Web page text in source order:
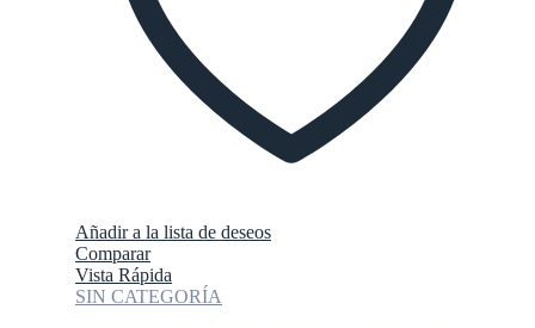
Añadir a la lista de deseos
Comparar
Vista Rápida
SIN CATEGORÍA